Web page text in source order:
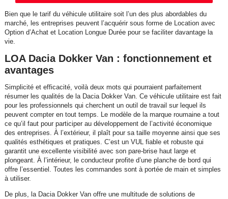
Bien que le tarif du véhicule utilitaire soit l’un des plus abordables du
marché, les entreprises peuvent l’acquérir sous forme de Location avec
Option d’Achat et Location Longue Durée pour se faciliter davantage la
vie.
LOA Dacia Dokker Van : fonctionnement et
avantages
Simplicité et efficacité, voilà deux mots qui pourraient parfaitement
résumer les qualités de la Dacia Dokker Van. Ce véhicule utilitaire est fait
pour les professionnels qui cherchent un outil de travail sur lequel ils
peuvent compter en tout temps. Le modèle de la marque roumaine a tout
ce qu’il faut pour participer au développement de l’activité économique
des entreprises. À l’extérieur, il plaît pour sa taille moyenne ainsi que ses
qualités esthétiques et pratiques. C’est un VUL fiable et robuste qui
garantit une excellente visibilité avec son pare-brise haut large et
plongeant. À l’intérieur, le conducteur profite d’une planche de bord qui
offre l’essentiel. Toutes les commandes sont à portée de main et simples
à utiliser.
De plus, la Dacia Dokker Van offre une multitude de solutions de